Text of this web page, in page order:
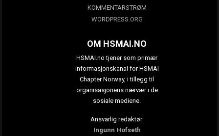
KOMMENTARSTRØM
WORDPRESS.ORG
OM HSMAI.NO
HSMAI.no tjener som primær
informasjonskanal for HSMAI
Chapter Norway, i tillegg til
organisasjonens nærvær i de
sosiale mediene.
Ansvarlig redaktør:
Ingunn Hofseth